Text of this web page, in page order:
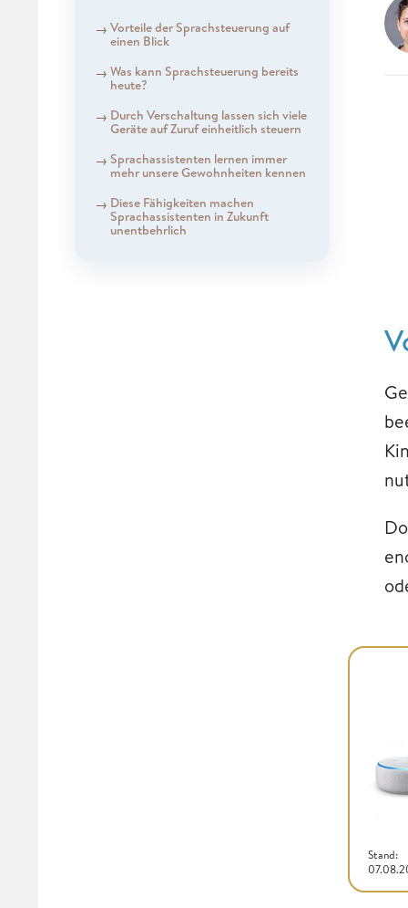
Vorteile der Sprachsteuerung auf
einen Blick
Was kann Sprachsteuerung bereits
heute?
Durch Verschaltung lassen sich viele
Geräte auf Zuruf einheitlich steuern
Sprachassistenten lernen immer
mehr unsere Gewohnheiten kennen
Diese Fähigkeiten machen
Sprachassistenten in Zukunft
unentbehrlich
Stand: